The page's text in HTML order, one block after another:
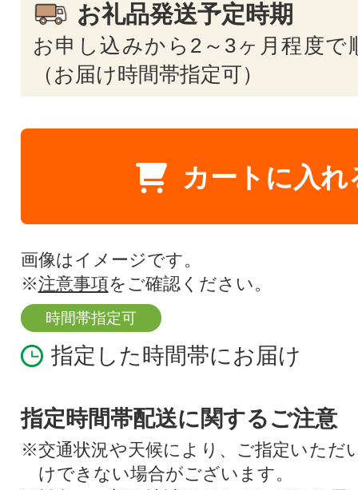
お礼品発送予定時期
お申し込みから2～3ヶ月程度で
（お届け時間帯指定可）
カートに入れ
画像はイメージです。
※注意事項をご確認ください。
時間帯指定可
指定した時間帯にお届け
指定時間帯配送に関するご注意
※交通状況や天候により、ご指定いただ
けできない場合がございます。